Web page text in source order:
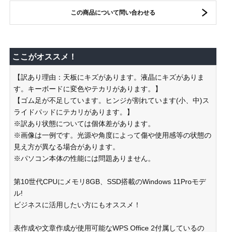
この商品について問い合わせる
ここがオススメ！
【訳あり理由：天板にキズがあります。液晶にキズがありま
す。キーボードに変色やテカリがあります。】
【ゴム足が不足しています。ヒンジが割れています(小、中)ス
ライドパッドにテカリがあります。】
※訳あり状態については個体差があります。
※画像は一例です。光源や角度によって傷や使用感等の状態の
見え方が異なる場合があります。
※パソコン本体の性能には問題ありません。
第10世代CPUにメモリ8GB、SSD搭載のWindows 11Proモデ
ル!
ビジネスに活用したい方にもオススメ！
表作成や文章作成が使用可能なWPS Office 2付属しているの